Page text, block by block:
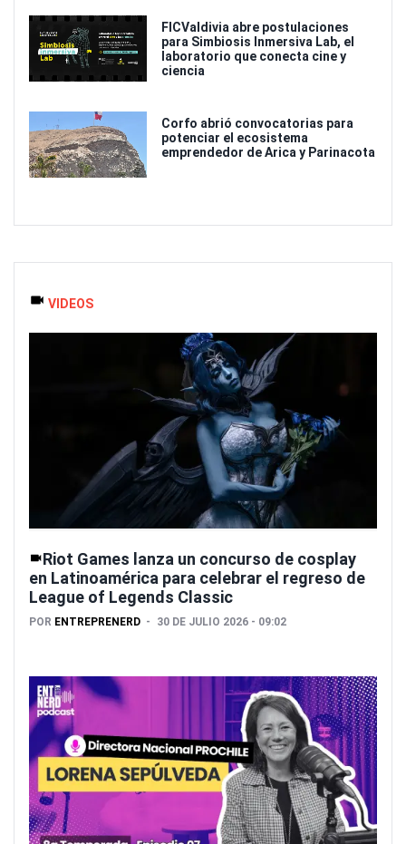
FICValdivia abre postulaciones
para Simbiosis Inmersiva Lab, el
laboratorio que conecta cine y
ciencia
Corfo abrió convocatorias para
potenciar el ecosistema
emprendedor de Arica y Parinacota
VIDEOS
Riot Games lanza un concurso de cosplay
en Latinoamérica para celebrar el regreso de
League of Legends Classic
POR ENTREPRENERD 30 DE JULIO 2026 - 09:02